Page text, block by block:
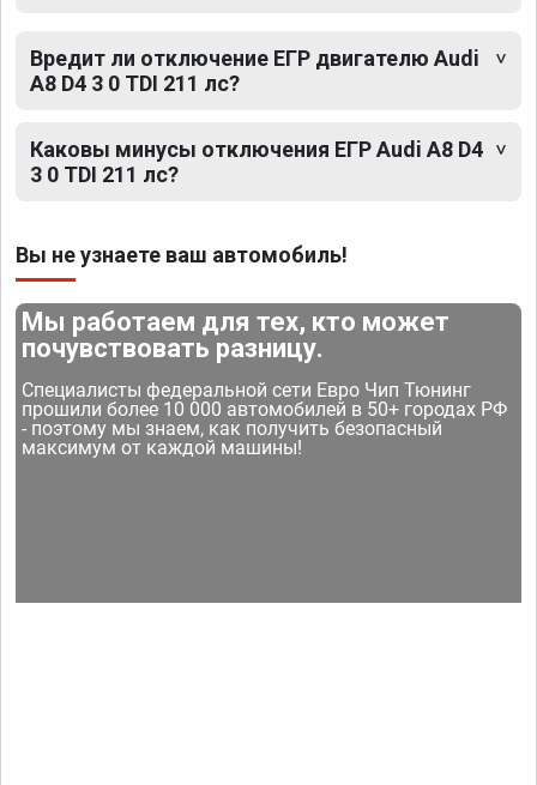
Вредит ли отключение ЕГР двигателю Audi
A8 D4 3 0 TDI 211 лс?
Каковы минусы отключения ЕГР Audi A8 D4
3 0 TDI 211 лс?
Вы не узнаете ваш автомобиль!
Мы работаем для тех, кто может
почувствовать разницу.
Специалисты федеральной сети Евро Чип Тюнинг
прошили более 10 000 автомобилей в 50+ городах РФ
- поэтому мы знаем, как получить безопасный
максимум от каждой машины!